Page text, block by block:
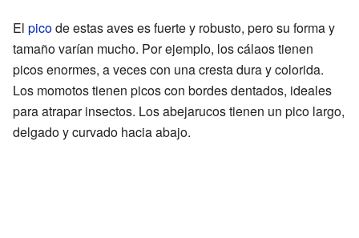
El picode estas aves es fuerte y robusto, pero su forma y
tamaño varían mucho. Por ejemplo, los cálaos tienen
picos enormes, a veces con una cresta dura y colorida.
Los momotos tienen picos con bordes dentados, ideales
para atrapar insectos. Los abejarucos tienen un pico largo,
delgado y curvado hacia abajo.